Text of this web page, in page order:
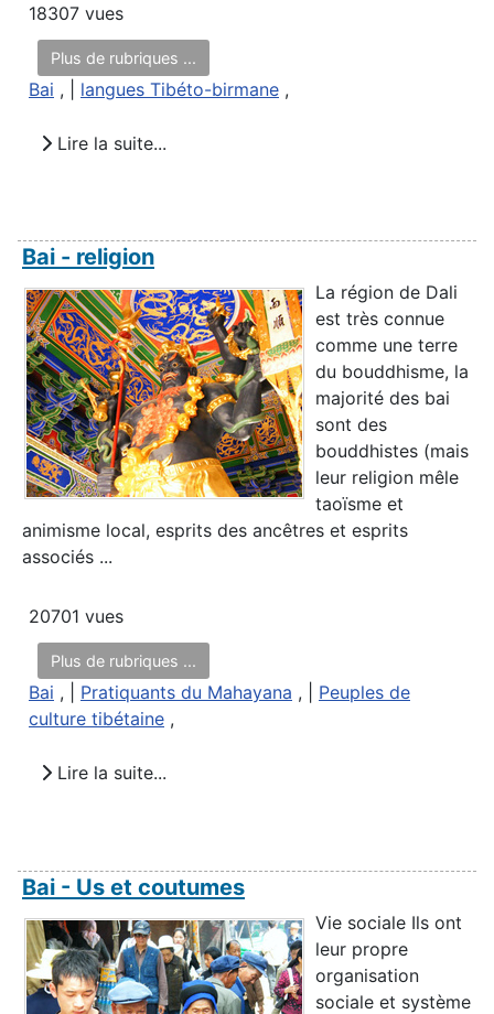
18307 vues
Plus de rubriques ...
Bai , | langues Tibéto-birmane ,
Lire la suite...
Bai - religion
La région de Dali
est très connue
comme une terre
du bouddhisme, la
majorité des bai
sont des
bouddhistes (mais
leur religion mêle
taoïsme et
animisme local, esprits des ancêtres et esprits
associés ...
20701 vues
Plus de rubriques ...
Bai , | Pratiquants du Mahayana , | Peuples de
culture tibétaine ,
Lire la suite...
Bai - Us et coutumes
Vie sociale Ils ont
leur propre
organisation
sociale et système